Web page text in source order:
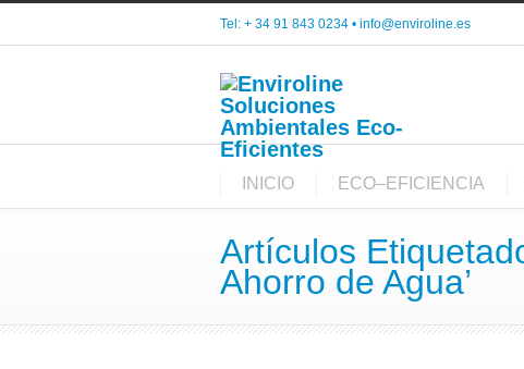
Tel: + 34 91 843 0234 • info@enviroline.es
INICIO ECO–EFICIENCIA
Artículos
Ahorro de Agua’